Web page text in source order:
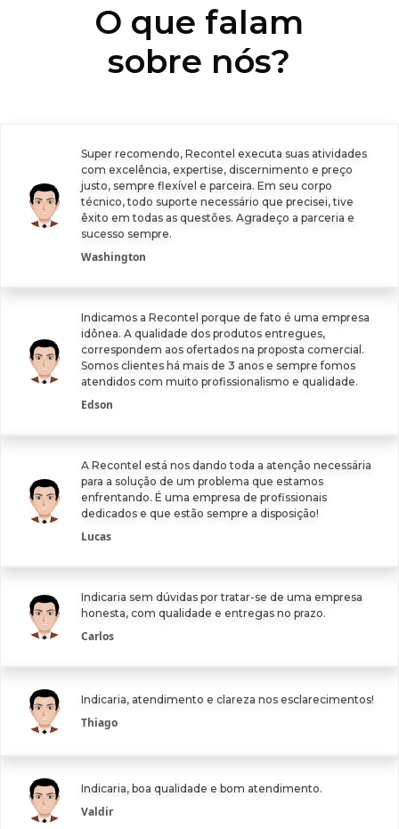
O que falam
sobre nós?
Super recomendo, Recontel executa suas atividades
com excelência, expertise, discernimento e preço
justo, sempre flexível e parceira. Em seu corpo
técnico, todo suporte necessário que precisei, tive
êxito em todas as questões. Agradeço a parceria e
sucesso sempre.
Washington
Indicamos a Recontel porque de fato é uma empresa
idônea. A qualidade dos produtos entregues,
correspondem aos ofertados na proposta comercial.
Somos clientes há mais de 3 anos e sempre fomos
atendidos com muito profissionalismo e qualidade.
Edson
A Recontel está nos dando toda a atenção necessária
para a solução de um problema que estamos
enfrentando. É uma empresa de profissionais
dedicados e que estão sempre a disposição!
Lucas
Indicaria sem dúvidas por tratar-se de uma empresa
honesta, com qualidade e entregas no prazo.
Carlos
Indicaria, atendimento e clareza nos esclarecimentos!
Thiago
Indicaria, boa qualidade e bom atendimento.
Valdir